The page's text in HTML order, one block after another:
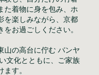
た着物に身を包み、ホ
を楽しみながら、京都
お過ごしください。
山の高台に佇む バンヤ
文化とともに、ご家族
す。